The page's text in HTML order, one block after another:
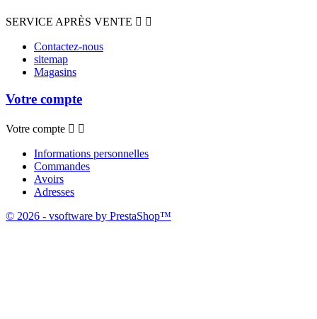
SERVICE APRÈS VENTE  
Contactez-nous
sitemap
Magasins
Votre compte
Votre compte  
Informations personnelles
Commandes
Avoirs
Adresses
© 2026 - vsoftware by PrestaShop™